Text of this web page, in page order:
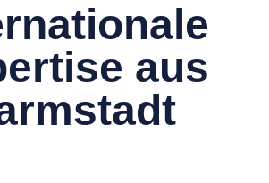
aus